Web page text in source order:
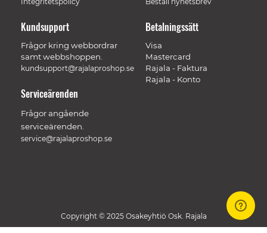
Betalningssätt
Visa
Mastercard
Rajala - Faktura
Rajala - Konto
Kundsupport
Frågor kring webbordrar
samt webbshoppen.
kundsupport@rajalaproshop.se
Serviceärenden
Frågor angående
serviceärenden.
service@rajalaproshop.se
Copyright © 2025 Osakeyhtiö Osk. Rajala